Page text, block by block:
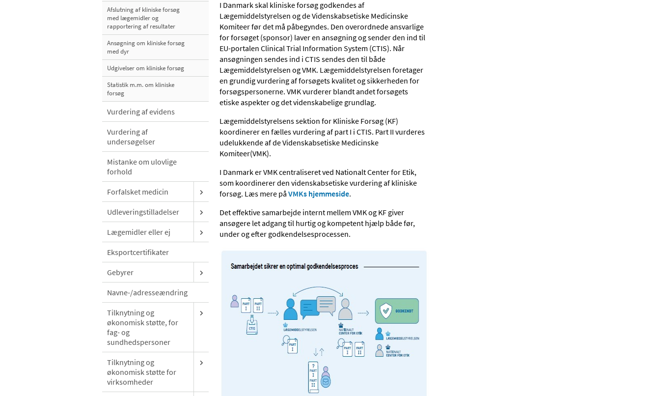
Afslutning af kliniske forsøg
med lægemidler og
rapportering af resultater
Ansøgning om kliniske forsøg
med dyr
Udgivelser om kliniske forsøg
Statistik m.m. om kliniske
forsøg
Vurdering af evidens
Vurdering af
undersøgelser
Mistanke om ulovlige
forhold
Forfalsket medicin
Udleveringstilladelser
Lægemidler eller ej
Eksportcertifikater
Gebyrer
Navne-/adresseændring
Tilknytning og
økonomisk støtte, for
fag- og
sundhedspersoner
Tilknytning og
økonomisk støtte for
virksomheder
I Danmark skal kliniske forsøg godkendes af
Lægemiddelstyrelsen og de Videnskabsetiske Medicinske
Komiteer før det må påbegyndes. Den overordnede ansvarlige
for forsøget (sponsor) laver en ansøgning og sender den ind til
EU-portalen Clinical Trial Information System (CTIS). Når
ansøgningen sendes ind i CTIS sendes den til både
Lægemiddelstyrelsen og VMK. Lægemiddelstyrelsen foretager
en grundig vurdering af forsøgets kvalitet og sikkerheden for
forsøgspersonerne. VMK vurderer blandt andet forsøgets
etiske aspekter og det videnskabelige grundlag.
Lægemiddelstyrelsens sektion for Kliniske Forsøg (KF)
koordinerer en fælles vurdering af part I i CTIS. Part II vurderes
udelukkende af de Videnskabsetiske Medicinske
Komiteer(VMK).
I Danmark er VMK centraliseret ved Nationalt Center for Etik,
som koordinerer den videnskabsetiske vurdering af kliniske
forsøg. Læs mere påVMKs hjemmeside.
Det effektive samarbejde internt mellem VMK og KF giver
ansøgere let adgang til hurtig og kompetent hjælp både før,
under og efter godkendelsesprocessen.